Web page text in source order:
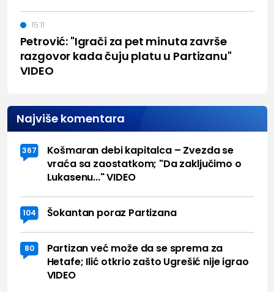
Petrović: "Igrači za pet minuta završe
razgovor kada čuju platu u Partizanu"
VIDEO
15:11
Najviše komentara
367
Košmaran debi kapitalca – Zvezda se
vraća sa zaostatkom; "Da zaključimo o
Lukasenu..." VIDEO
104 Šokantan poraz Partizana
80
Partizan već može da se sprema za
Hetafe; Ilić otkrio zašto Ugrešić nije igrao
VIDEO